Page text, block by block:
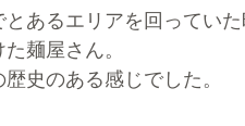
とあるエリアを回ってい
麺屋さん。
史のある感じでした。